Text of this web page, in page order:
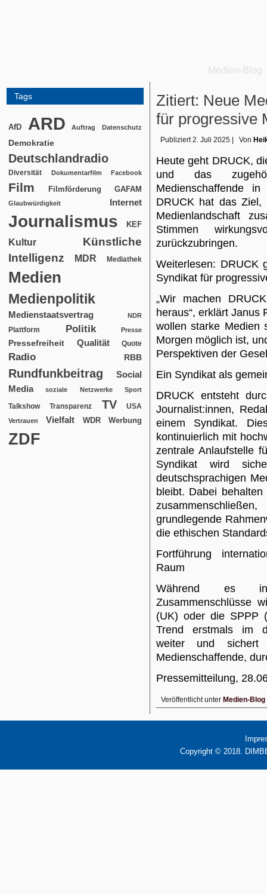
Medien-Blog
Tags
AfD ARD Auftrag Datenschutz
Demokratie
Deutschlandradio
Diversität Dokumentarfilm Facebook
Film Filmförderung GAFAM
Glaubwürdigkeit Internet
Journalismus KEF
Kultur
Künstliche
Intelligenz
MDR Mediathek
Medien
Medienpolitik
Medienstaatsvertrag NDR
Plattform Politik Presse
Pressefreiheit Qualität Quote
Radio RBB
Rundfunkbeitrag
Social
Media
soziale Netzwerke Sport
Talkshow Transparenz TV USA
Vertrauen Vielfalt WDR Werbung
ZDF
Zitiert: Neue
für progressive
Publiziert 2. Juli 2025 Von
Heute geht DRUCK,
und das
Medienschaffende
DRUCK hat das Ziel,
Medienlandschaft
Stimmen
zurückzubringen.
Weiterlesen: DRUCK
Syndikat für
„Wir machen
heraus“, erklärt Janus
wollen starke Medien
Morgen möglich ist,
Perspektiven der
Ein Syndikat als
DRUCK entsteht
Journalist:innen,
einem Syndikat.
kontinuierlich mit
zentrale Anlaufstelle
Syndikat wird
deutschsprachigen
bleibt. Dabei
grundlegende
die ethischen
Fortführung
Raum
Während es
Zusammenschlüsse
(UK) oder die SPPP
Trend erstmals im
weiter und
Medienschaffende,
Pressemitteilung,
Veröffentlicht unter Medien-Blog
Copyright © 2018.